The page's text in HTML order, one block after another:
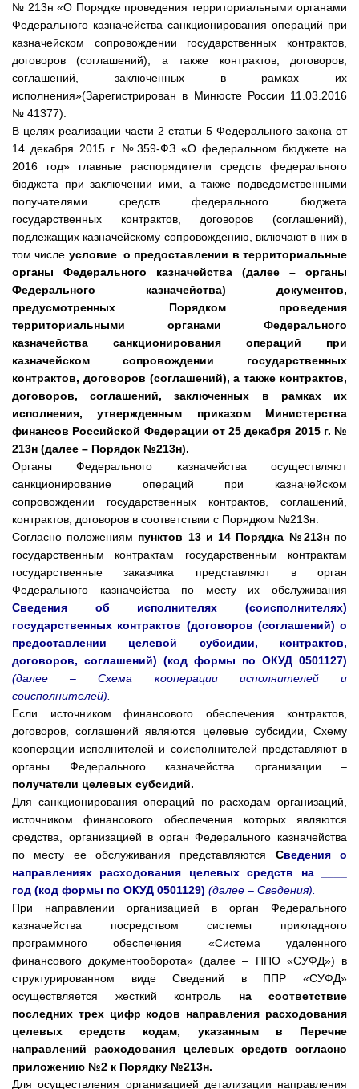
№ 213н «О Порядке проведения территориальными органами
Федерального казначейства санкционирования операций при
казначейском сопровождении государственных контрактов,
договоров (соглашений), а также контрактов, договоров,
соглашений, заключенных в рамках их
исполнения»(Зарегистрирован в Минюсте России 11.03.2016
№ 41377).
В целях реализации части 2 статьи 5 Федерального закона от
14 декабря 2015 г. №359-ФЗ «О федеральном бюджете на
2016 год» главные распорядители средств федерального
бюджета при заключении ими, а также подведомственными
получателями средств федерального бюджета
государственных контрактов, договоров (соглашений),
подлежащих казначейскому сопровождению, включают в них в
том числе условие о предоставлении в территориальные
органы Федерального казначейства (далее – органы
Федерального казначейства) документов,
предусмотренных Порядком проведения
территориальными органами Федерального
казначейства санкционирования операций при
казначейском сопровождении государственных
контрактов, договоров (соглашений), а также контрактов,
договоров, соглашений, заключенных в рамках их
исполнения, утвержденным приказом Министерства
финансов Российской Федерации от 25 декабря 2015 г. №
213н (далее – Порядок №213н).
Органы Федерального казначейства осуществляют
санкционирование операций при казначейском
сопровождении государственных контрактов, соглашений,
контрактов, договоров в соответствии с Порядком №213н.
Согласно положениям пунктов 13 и 14 Порядка №213нпо
государственным контрактам государственным контрактам
государственные заказчика представляют в орган
Федерального казначейства по месту их обслуживания
Сведения об исполнителях (соисполнителях)
государственных контрактов (договоров (соглашений) о
предоставлении целевой субсидии, контрактов,
договоров, соглашений) (код формы по ОКУД 0501127)
(далее – Схема кооперации исполнителей и
соисполнителей).
Если источником финансового обеспечения контрактов,
договоров, соглашений являются целевые субсидии, Схему
кооперации исполнителей и соисполнителей представляют в
органы Федерального казначейства организации –
получатели целевых субсидий.
Для санкционирования операций по расходам организаций,
источником финансового обеспечения которых являются
средства, организацией в орган Федерального казначейства
по месту ее обслуживания представляются Сведения о
направлениях расходования целевых средств на ____
год (код формы по ОКУД 0501129) (далее – Сведения).
При направлении организацией в орган Федерального
казначейства посредством системы прикладного
программного обеспечения «Система удаленного
финансового документооборота» (далее – ППО «СУФД») в
структурированном виде Сведений в ППР «СУФД»
осуществляется жесткий контроль на соответствие
последних трех цифр кодов направления расходования
целевых средств кодам, указанным в Перечне
направлений расходования целевых средств согласно
приложению №2 к Порядку №213н.
Для осуществления организацией детализации направления